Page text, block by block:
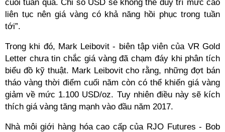
cuối tuần qua. Chỉ số USD sẽ không thể duy trì mức cao
liên tục nên giá vàng có khả năng hồi phục trong tuần
tới”.
Trong khi đó, Mark Leibovit - biên tập viên của VR Gold
Letter chưa tin chắc giá vàng đã chạm đáy khi phân tích
biểu đồ kỹ thuật. Mark Leibovit cho rằng, những đợt bán
tháo vàng thời điểm cuối năm còn có thể khiến giá vàng
giảm về mức 1.100 USD/oz. Tuy nhiên điều này sẽ kích
thích giá vàng tăng mạnh vào đầu năm 2017.
Nhà môi giới hàng hóa cao cấp của RJO Futures - Bob